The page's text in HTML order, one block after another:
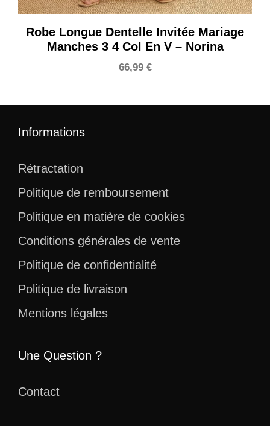
Robe Longue Dentelle Invitée Mariage
Manches 3 4 Col En V – Norina
66,99 €
Informations
Rétractation
Politique de remboursement
Politique en matière de cookies
Conditions générales de vente
Politique de confidentialité
Politique de livraison
Mentions légales
Une Question ?
Contact